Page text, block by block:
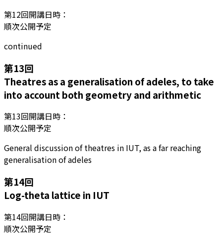
第12回開講日時：
順次公開予定
continued
第13回
Theatres as a generalisation of adeles, to take
into account both geometry and arithmetic
第13回開講日時：
順次公開予定
General discussion of theatres in IUT, as a far reaching
generalisation of adeles
第14回
Log-theta lattice in IUT
第14回開講日時：
順次公開予定